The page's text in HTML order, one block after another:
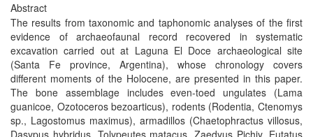
Abstract
The results from taxonomic and taphonomic analyses of the first
evidence of archaeofaunal record recovered in systematic
excavation carried out at Laguna El Doce archaeological site
(Santa Fe province, Argentina), whose chronology covers
different moments of the Holocene, are presented in this paper.
The bone assemblage includes even-toed ungulates (Lama
guanicoe, Ozotoceros bezoarticus), rodents (Rodentia, Ctenomys
sp., Lagostomus maximus), armadillos (Chaetophractus villosus,
Dasypus hybridus, Tolypeutes matacus, Zaedyus Pichiy, Eutatus